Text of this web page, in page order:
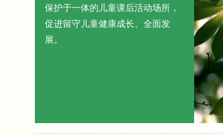
保护于一体的儿童课后活动场所，
促进留守儿童健康成长、全面发
展。